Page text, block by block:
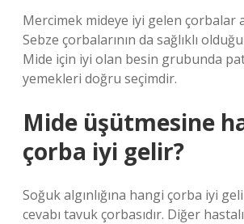
Mercimek mideye iyi gelen çorbalar
Sebze çorbalarının da sağlıklı
Mide için iyi olan besin grubunda
yemekleri doğru seçimdir.
Mide üşütmesine
çorba iyi gelir?
Soğuk algınlığına hangi çorba iyi
cevabı tavuk çorbasıdır. Diğer